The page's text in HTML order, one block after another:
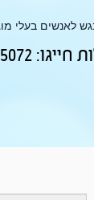
לאנשים בעלי
1-800-800-223